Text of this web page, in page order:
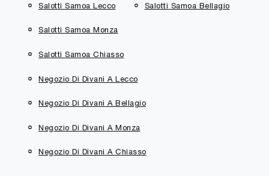
Salotti Samoa Lecco Salotti Samoa Bellagio
Salotti Samoa Monza
Salotti Samoa Chiasso
Negozio Di Divani A Lecco
Negozio Di Divani A Bellagio
Negozio Di Divani A Monza
Negozio Di Divani A Chiasso